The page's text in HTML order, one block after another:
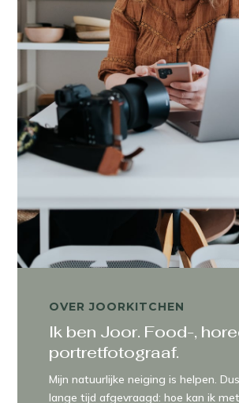
OVER JOORKITCHEN
Ik ben Joor. Food-,
portretfotograaf.
Mijn natuurlijke neiging is helpen.
lange tijd afgevraagd: hoe kan ik